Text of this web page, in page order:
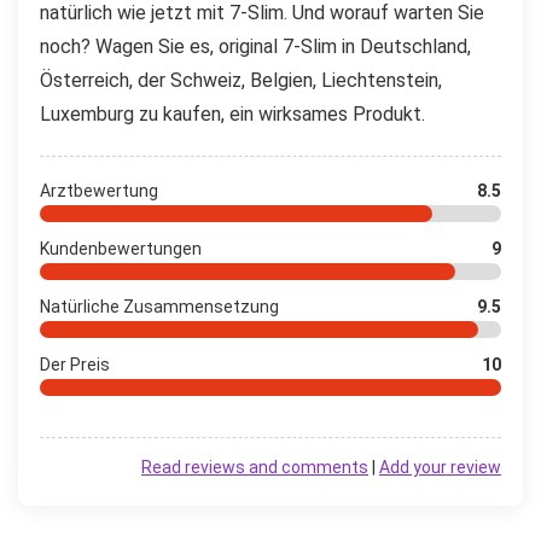
natürlich wie jetzt mit 7-Slim. Und worauf warten Sie
noch? Wagen Sie es, original 7-Slim in Deutschland,
Österreich, der Schweiz, Belgien, Liechtenstein,
Luxemburg zu kaufen, ein wirksames Produkt.
Arztbewertung 8.5
Kundenbewertungen 9
Natürliche Zusammensetzung 9.5
Der Preis 10
Add your review
Read reviews and comments